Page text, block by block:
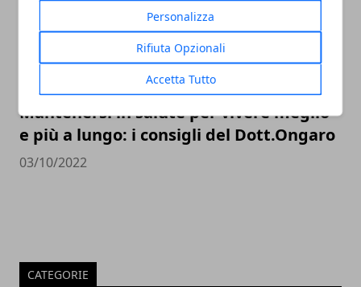
Personalizza
Rifiuta Opzionali
Accetta Tutto
Mantenersi in salute per vivere meglio
e più a lungo: i consigli del Dott.Ongaro
03/10/2022
CATEGORIE